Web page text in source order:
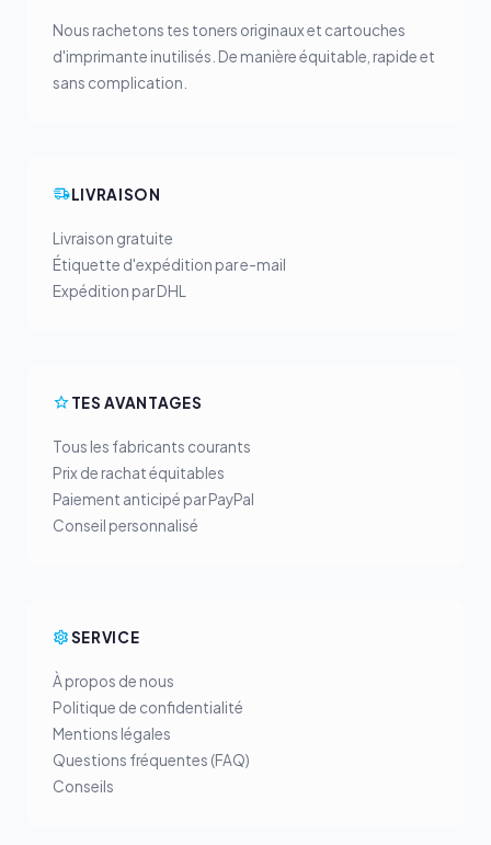
Nous rachetons tes toners originaux et cartouches
d'imprimante inutilisés. De manière équitable, rapide et
sans complication.
LIVRAISON
Livraison gratuite
Étiquette d'expédition par e-mail
Expédition par DHL
TES AVANTAGES
Tous les fabricants courants
Prix de rachat équitables
Paiement anticipé par PayPal
Conseil personnalisé
SERVICE
À propos de nous
Politique de confidentialité
Mentions légales
Questions fréquentes (FAQ)
Conseils